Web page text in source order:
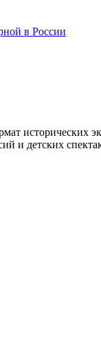
в России
и детских